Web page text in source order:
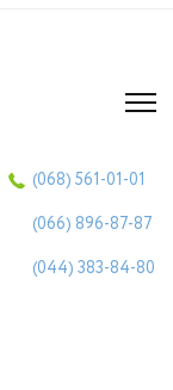
(068) 561-01-01
(066) 896-87-87
(044) 383-84-80